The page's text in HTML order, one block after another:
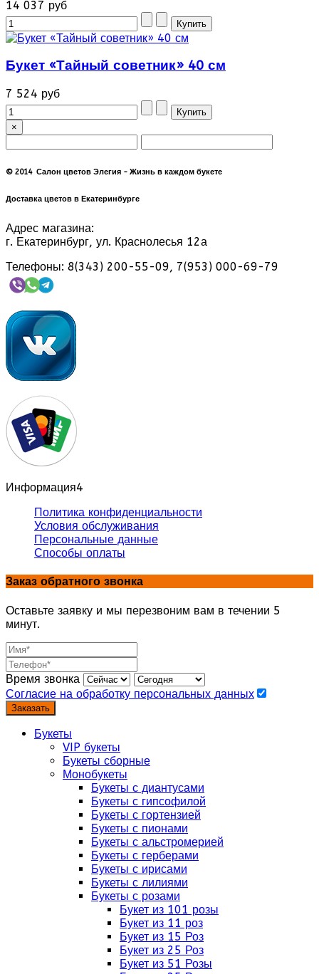
14 037 руб
Букет «Тайный советник» 40 см
7 524 руб
×
© 2014 Салон цветов Элегия - Жизнь в каждом букете
Доставка цветов в Екатеринбурге
Адрес магазина:
г. Екатеринбург, ул. Краснолесья 12а
Телефоны: 8(343) 200-55-09, 7(953) 000-69-79
Информация4
Политика конфиденциальности
Условия обслуживания
Персональные данные
Способы оплаты
Заказ обратного звонка
Оставьте заявку и мы перезвоним вам в течении 5
минут.
Время звонка
Согласие на обработку персональных данных
Заказать
Букеты
VIP букеты
Букеты сборные
Монобукеты
Букеты с диантусами
Букеты с гипсофилой
Букеты с гортензией
Букеты с пионами
Букеты с альстромерией
Букеты с герберами
Букеты с ирисами
Букеты с лилиями
Букеты с розами
Букет из 101 розы
Букет из 11 роз
Букет из 15 Роз
Букет из 25 Роз
Букет из 51 Розы